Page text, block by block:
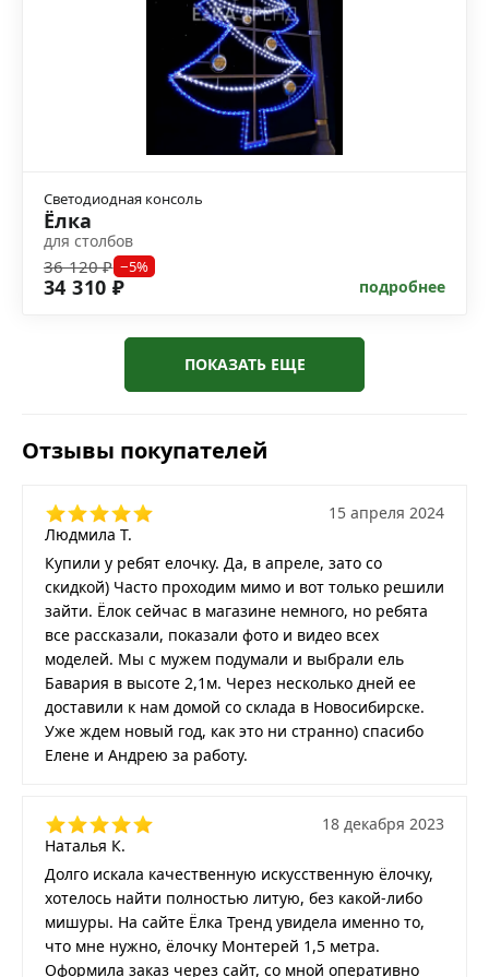
Светодиодная консоль
Ёлка
для столбов
36 120 ₽ −5%
34 310 ₽ подробнее
ПОКАЗАТЬ ЕЩЕ
Отзывы покупателей
Людмила Т.
15 апреля 2024
Купили у ребят елочку. Да, в апреле, зато со
скидкой) Часто проходим мимо и вот только решили
зайти. Ёлок сейчас в магазине немного, но ребята
все рассказали, показали фото и видео всех
моделей. Мы с мужем подумали и выбрали ель
Бавария в высоте 2,1м. Через несколько дней ее
доставили к нам домой со склада в Новосибирске.
Уже ждем новый год, как это ни странно) спасибо
Елене и Андрею за работу.
Наталья К.
18 декабря 2023
Долго искала качественную искусственную ёлочку,
хотелось найти полностью литую, без какой-либо
мишуры. На сайте Ёлка Тренд увидела именно то,
что мне нужно, ёлочку Монтерей 1,5 метра.
Оформила заказ через сайт, со мной оперативно